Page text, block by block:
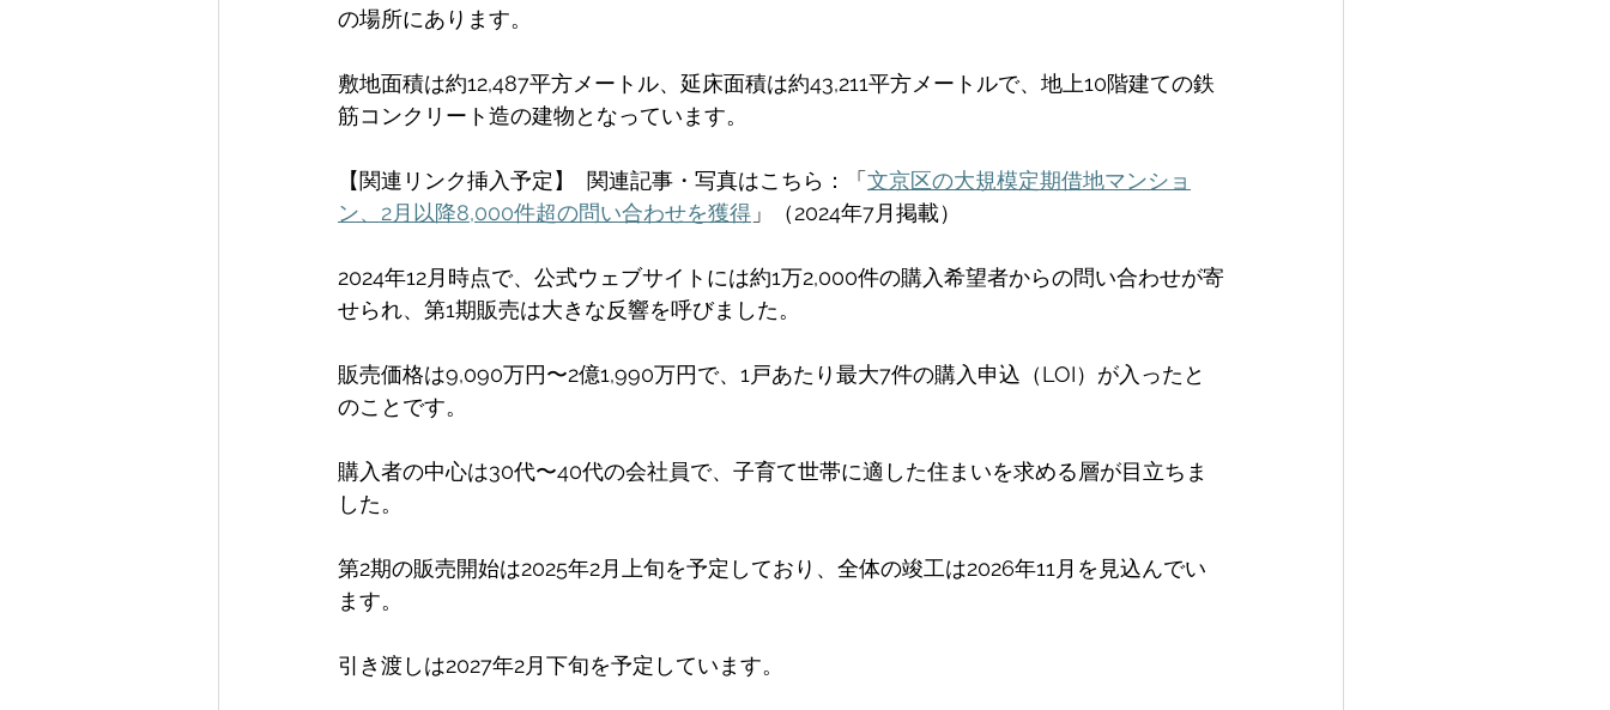
の場所にあります。
敷地面積は約12,487平方メートル、延床面積は約43,211平方メートルで、地上10階建ての鉄
筋コンクリート造の建物となっています。
【関連リンク挿入予定】  関連記事・写真はこちら：「文京区の大規模定期借地マンショ
ン、2月以降8,000件超の問い合わせを獲得 」（2024年7月掲載）
2024年12月時点で、公式ウェブサイトには約1万2,000件の購入希望者からの問い合わせが寄
せられ、第1期販売は大きな反響を呼びました。
販売価格は9,090万円〜2億1,990万円で、1戸あたり最大7件の購入申込（LOI）が入ったと
のことです。
購入者の中心は30代〜40代の会社員で、子育て世帯に適した住まいを求める層が目立ちま
した。
第2期の販売開始は2025年2月上旬を予定しており、全体の竣工は2026年11月を見込んでい
ます。
引き渡しは2027年2月下旬を予定しています。